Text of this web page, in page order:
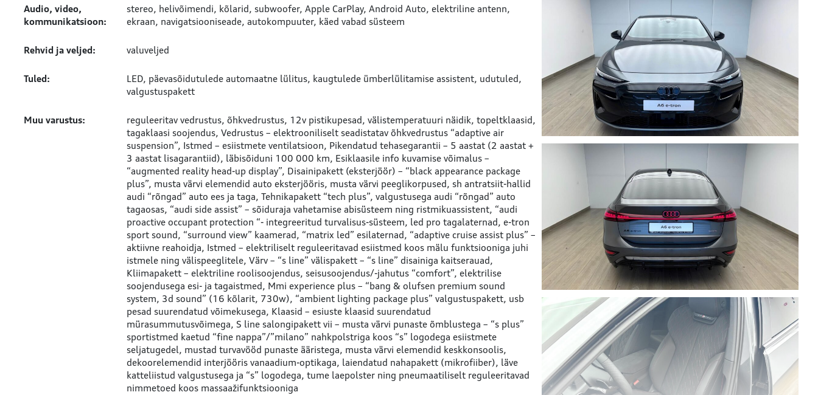
Audio, video,
kommunikatsioon:
stereo helivõimendi kõlarid subwoofer Apple CarPlay Android Auto elektriline antenn
ekraan navigatsiooniseade autokompuuter käed vabad süsteem
Rehvid ja veljed: valuveljed
Tuled: LED päevasõidutulede automaatne lülitus kaugtulede ümberlülitamise assistent udutuled
valgustuspakett
Muu varustus: reguleeritav vedrustus õhkvedrustus 12v pistikupesad välistemperatuuri näidik topeltklaasid
tagaklaasi soojendus Vedrustus – elektrooniliselt seadistatav õhkvedrustus “adaptive air
suspension” Istmed – esiistmete ventilatsioon Pikendatud tehasegarantii – 5 aastat (2 aastat +
3 aastat lisagarantiid), läbisõiduni 100 000 km Esiklaasile info kuvamise võimalus –
“augmented reality head-up display” Disainipakett (eksterjöör) – “black appearance package
plus”, musta värvi elemendid auto eksterjööris, musta värvi peeglikorpused, sh antratsiit-hallid
audi “rõngad” auto ees ja taga Tehnikapakett “tech plus”, valgustusega audi “rõngad” auto
tagaosas, “audi side assist” – sõiduraja vahetamise abisüsteem ning ristmikuassistent, “audi
proactive occupant protection “- integreeritud turvalisus-süsteem, led pro tagalaternad, e-tron
sport sound, “surround view” kaamerad, “matrix led” esilaternad, “adaptive cruise assist plus” –
aktiivne reahoidja Istmed – elektriliselt reguleeritavad esiistmed koos mälu funktsiooniga juhi
istmele ning välispeeglitele Värv – “s line” välispakett – “s line” disainiga kaitserauad
Kliimapakett – elektriline roolisoojendus, seisusoojendus/-jahutus “comfort”, elektrilise
soojendusega esi- ja tagaistmed
Mmi experience plus – “bang & olufsen premium sound
system, 3d sound” (16 kõlarit, 730w), “ambient lighting package plus” valgustuspakett, usb
pesad suurendatud võimekusega Klaasid – esiuste klaasid suurendatud
mürasummutusvõimega S line salongipakett vii – musta värvi punaste õmblustega – “s plus”
sportistmed kaetud “fine nappa”/”milano” nahkpolstriga koos “s” logodega esiistmete
seljatugedel, mustad turvavööd punaste ääristega, musta värvi elemendid keskkonsoolis,
dekoorelemendid interjööris vanaadium-optikaga, laiendatud nahapakett (mikrofiiber), läve
katteliistud valgustusega ja “s” logodega, tume laepolster ning pneumaatiliselt reguleeritavad
nimmetoed koos massaažifunktsiooniga